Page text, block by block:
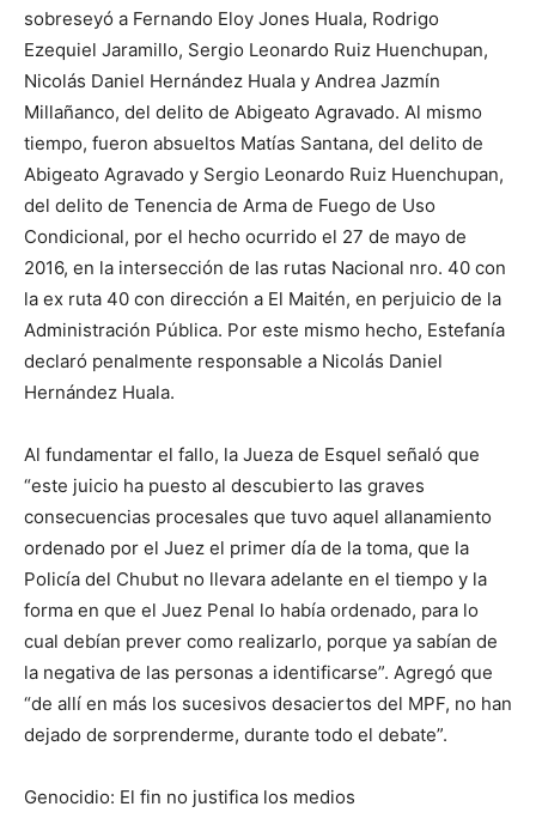
sobreseyó a Fernando Eloy Jones Huala, Rodrigo
Ezequiel Jaramillo, Sergio Leonardo Ruiz Huenchupan,
Nicolás Daniel Hernández Huala y Andrea Jazmín
Millañanco, del delito de Abigeato Agravado. Al mismo
tiempo, fueron absueltos Matías Santana, del delito de
Abigeato Agravado y Sergio Leonardo Ruiz Huenchupan,
del delito de Tenencia de Arma de Fuego de Uso
Condicional, por el hecho ocurrido el 27 de mayo de
2016, en la intersección de las rutas Nacional nro. 40 con
la ex ruta 40 con dirección a El Maitén, en perjuicio de la
Administración Pública. Por este mismo hecho, Estefanía
declaró penalmente responsable a Nicolás Daniel
Hernández Huala.
Al fundamentar el fallo, la Jueza de Esquel señaló que
“este juicio ha puesto al descubierto las graves
consecuencias procesales que tuvo aquel allanamiento
ordenado por el Juez el primer día de la toma, que la
Policía del Chubut no llevara adelante en el tiempo y la
forma en que el Juez Penal lo había ordenado, para lo
cual debían prever como realizarlo, porque ya sabían de
la negativa de las personas a identificarse”. Agregó que
“de allí en más los sucesivos desaciertos del MPF, no han
dejado de sorprenderme, durante todo el debate”.
Genocidio: El fin no justifica los medios